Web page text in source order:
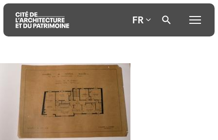
contenu
principal
principal
recherche
FR